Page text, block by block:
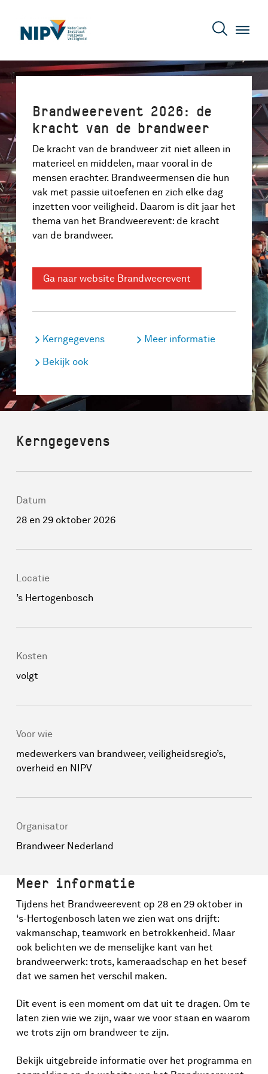
Brandweerevent 2026: de
kracht van de brandweer
De kracht van de brandweer zit niet alleen in
materieel en middelen, maar vooral in de
mensen erachter. Brandweermensen die hun
vak met passie uitoefenen en zich elke dag
inzetten voor veiligheid. Daarom is dit jaar het
thema van het Brandweerevent: de kracht
van de brandweer.
Ga naar website Brandweerevent
Kerngegevens
Meer informatie
Bekijk ook
Kerngegevens
Datum
28 en 29 oktober 2026
Locatie
’s Hertogenbosch
Kosten
volgt
Voor wie
medewerkers van brandweer, veiligheidsregio’s,
overheid en NIPV
Organisator
Brandweer Nederland
Meer informatie
Tijdens het Brandweerevent op 28 en 29 oktober in
‘s-Hertogenbosch laten we zien wat ons drijft:
vakmanschap, teamwork en betrokkenheid. Maar
ook belichten we de menselijke kant van het
brandweerwerk: trots, kameraadschap en het besef
dat we samen het verschil maken.
Dit event is een moment om dat uit te dragen. Om te
laten zien wie we zijn, waar we voor staan en waarom
we trots zijn om brandweer te zijn.
Bekijk uitgebreide informatie over het programma en